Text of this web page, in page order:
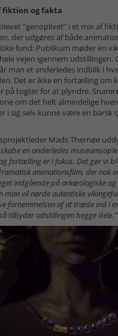
fiktion og fakta
”genoplivet” i et mix af
der udgøres af både
fund: Publikum møder en
vejen igennem udstillingen.
man et anderledes indblik i
Det er ikke en fortælling om
på togter for at plyndre.
om det helt almindelige
i sig selv kunne være en barsk
Mads Thernøe
en anderledes
fortælling er i fokus. Det gør vi
animationsfilm, der nok
indgående på arkæologiske og
man vil nørde autentiske
fornemmelsen af at træde ind i
tilbyder udstillingenbegge dele.”